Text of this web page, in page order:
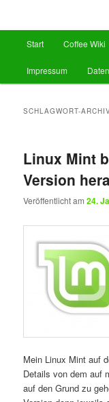
Zum
primären
Zum
sekundären
Start Coffee Wiki
Impressum
SCHLAGWORT-
Linux Mint
Version
Veröffentlicht am24.
Mein Linux Mint auf
Details von dem auf
auf den Grund zu